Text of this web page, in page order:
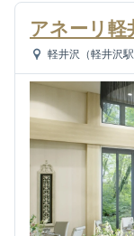
アネーリ軽
軽井沢（軽井沢